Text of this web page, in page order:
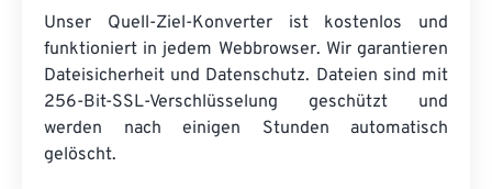
Unser Quell-Ziel-Konverter ist kostenlos und
funktioniert in jedem Webbrowser. Wir garantieren
Dateisicherheit und Datenschutz. Dateien sind mit
256-Bit-SSL-Verschlüsselung geschützt und
werden nach einigen Stunden automatisch
gelöscht.